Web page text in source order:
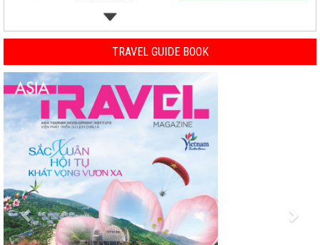
TRAVEL GUIDE BOOK
Previous